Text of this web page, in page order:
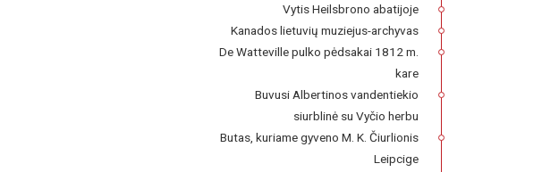
Vytis Heilsbrono abatijoje
Kanados lietuvių muziejus-archyvas
De Watteville pulko pėdsakai 1812 m.
kare
Buvusi Albertinos vandentiekio
siurblinė su Vyčio herbu
Butas, kuriame gyveno M. K. Čiurlionis
Leipcige